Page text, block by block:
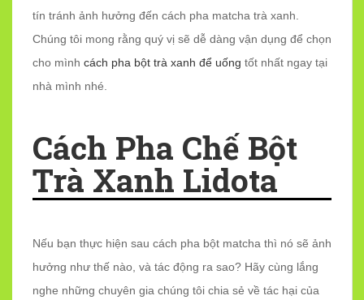
tín tránh ảnh hưởng đến cách pha matcha trà xanh.
Chúng tôi mong rằng quý vị sẽ dễ dàng vận dụng để chọn
cho mình cách pha bột trà xanh để uống tốt nhất ngay tại
nhà mình nhé.
Cách Pha Chế Bột
Trà Xanh Lidota
Nếu bạn thực hiện sau cách pha bột matcha thì nó sẽ ảnh
hưởng như thế nào, và tác động ra sao? Hãy cùng lắng
nghe những chuyên gia chúng tôi chia sẻ về tác hại của